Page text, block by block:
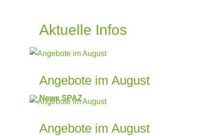
Aktuelle Infos
Angebote im August
News SPAZ
Angebote im August